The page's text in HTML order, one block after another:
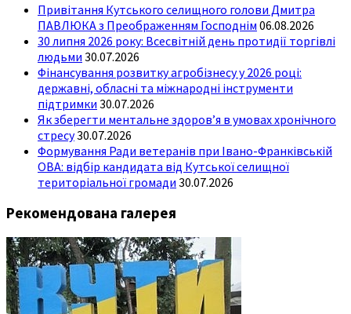
Привітання Кутського селищного голови Дмитра
ПАВЛЮКА з Преображенням Господнім 06.08.2026
30 липня 2026 року: Всесвітній день протидії торгівлі
людьми 30.07.2026
Фінансування розвитку агробізнесу у 2026 році:
державні, обласні та міжнародні інструменти
підтримки 30.07.2026
Як зберегти ментальне здоров’я в умовах хронічного
стресу30.07.2026
Формування Ради ветеранів при Івано-Франківській
ОВА: відбір кандидата від Кутської селищної
територіальної громади 30.07.2026
Рекомендована галерея